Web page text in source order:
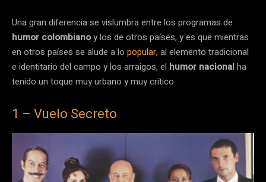
Una gran diferencia se vislumbra entre los programas de
humor colombianoy los de otros países, y es que mientras
en otros países se alude a lo popular, al elemento tradicional
e identitario del campo y los arraigos, el humor nacionalha
tenido un toque muy urbano y muy crítico.
1 – Vuelo Secreto